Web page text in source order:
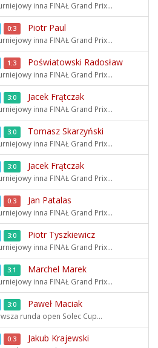
inna FINAŁ Grand Prix...
0:3 Piotr Paul
inna FINAŁ Grand Prix...
1:3 Poświatowski Radosław
inna FINAŁ Grand Prix...
3:0 Jacek Frątczak
inna FINAŁ Grand Prix...
3:0 Tomasz Skarzyński
inna FINAŁ Grand Prix...
3:0 Jacek Frątczak
inna FINAŁ Grand Prix...
0:3 Jan Patalas
inna FINAŁ Grand Prix...
3:0 Piotr Tyszkiewicz
inna FINAŁ Grand Prix...
3:1 Marchel Marek
inna FINAŁ Grand Prix...
3:0 Paweł Maciak
runda open Solec Cup...
0:3 Jakub Krajewski